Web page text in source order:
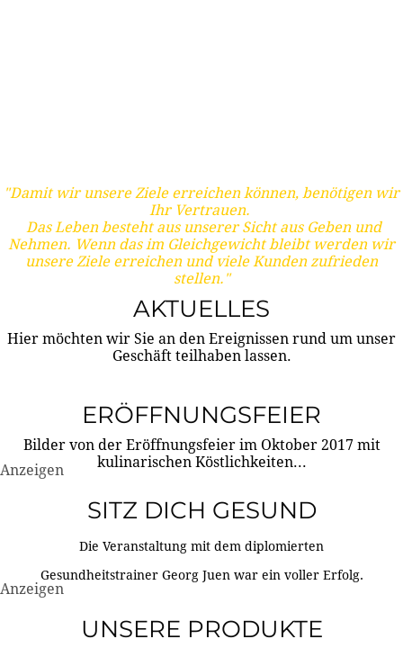
"Damit wir unsere Ziele erreichen können, benötigen wir
Ihr Vertrauen.
Das Leben besteht aus unserer Sicht aus Geben und
Nehmen. Wenn das im Gleichgewicht bleibt werden wir
unsere Ziele erreichen und viele Kunden zufrieden
stellen."
AKTUELLES
Hier möchten wir Sie an den Ereignissen rund um unser
Geschäft teilhaben lassen.
ERÖFFNUNGSFEIER
Bilder von der Eröffnungsfeier im Oktober 2017 mit
kulinarischen Köstlichkeiten...
Anzeigen
SITZ DICH GESUND
Die Veranstaltung mit dem diplomierten
Gesundheitstrainer Georg Juen war ein voller Erfolg.
Anzeigen
UNSERE PRODUKTE